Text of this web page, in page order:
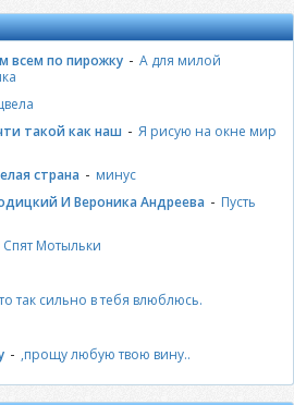
всем по пирожку - А для милой
такой как наш - Я рисую на окне мир
страна - минус
И Вероника Андреева - Пусть
Мотыльки
так сильно в тебя влюблюсь.
- ,прощу любую твою вину..